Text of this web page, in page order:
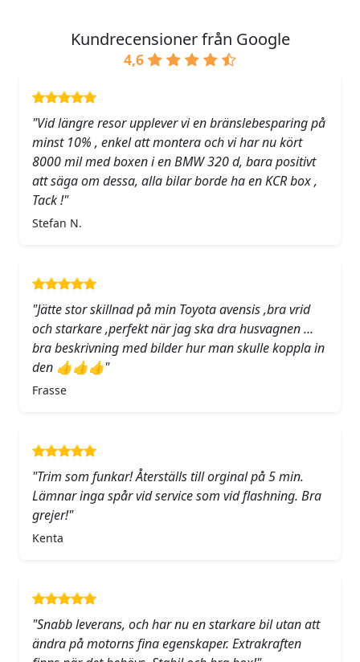
Kundrecensioner från Google
4,6
"Vid längre resor upplever vi en bränslebesparing på
minst 10% , enkel att montera och vi har nu kört
8000 mil med boxen i en BMW 320 d, bara positivt
att säga om dessa, alla bilar borde ha en KCR box ,
Tack !"
Stefan N.
"Jätte stor skillnad på min Toyota avensis ,bra vrid
och starkare ,perfekt när jag ska dra husvagnen …
bra beskrivning med bilder hur man skulle koppla in
den 👍👍👍"
Frasse
"Trim som funkar! Återställs till orginal på 5 min.
Lämnar inga spår vid service som vid flashning. Bra
grejer!"
Kenta
"Snabb leverans, och har nu en starkare bil utan att
ändra på motorns fina egenskaper. Extrakraften